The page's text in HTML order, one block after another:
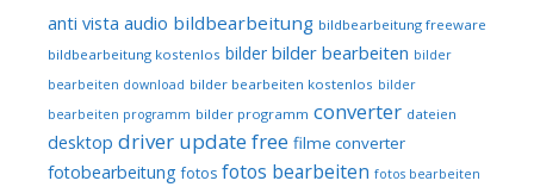
anti vista audio bildbearbeitung bildbearbeitung freeware
bildbearbeitung kostenlos bilder bilder bearbeiten bilder
bearbeiten download bilder bearbeiten kostenlos bilder
bearbeiten programm bilder programm converter dateien
desktop driver update free filme converter
fotobearbeitung fotos fotos bearbeiten fotos bearbeiten